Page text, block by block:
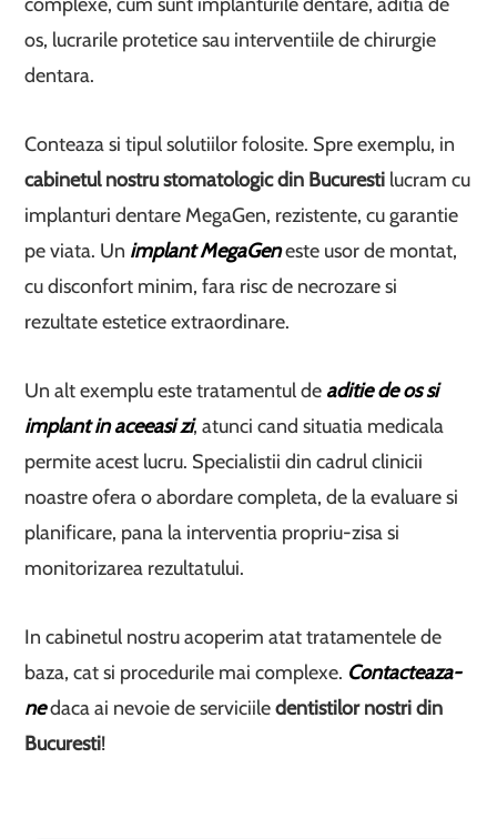
os, lucrarile protetice sau interventiile de chirurgie
dentara.
Conteaza si tipul solutiilor folosite. Spre exemplu, in
cabinetul nostru stomatologic din Bucuresti lucram cu
implanturi dentare MegaGen, rezistente, cu garantie
pe viata. Un implant MegaGeneste usor de montat,
cu disconfort minim, fara risc de necrozare si
rezultate estetice extraordinare.
Un alt exemplu este tratamentul de aditie de os si
implant in aceeasi zi, atunci cand situatia medicala
permite acest lucru. Specialistii din cadrul clinicii
noastre ofera o abordare completa, de la evaluare si
planificare, pana la interventia propriu-zisa si
monitorizarea rezultatului.
In cabinetul nostru acoperim atat tratamentele de
baza, cat si procedurile mai complexe. Contacteaza-
nedaca ai nevoie de serviciiledentistilor nostri din
Bucuresti!